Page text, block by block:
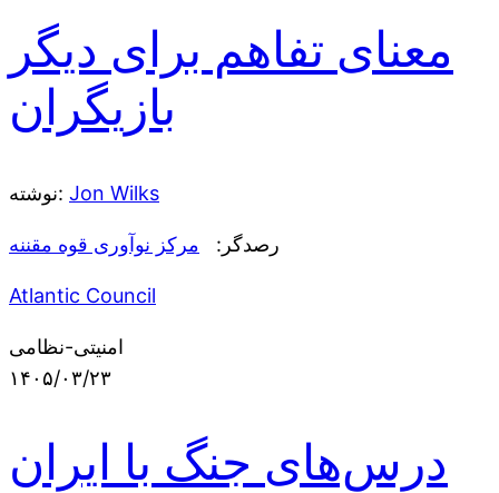
معنای تفاهم برای دیگر
بازیگران
نوشته: Jon Wilks
رصدگر: مرکز نوآوری قوه مقننه
Atlantic Council
امنیتی-نظامی
۱۴۰۵/۰۳/۲۳
درس‌های جنگ با ایران